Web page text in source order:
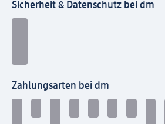
Sicherheit & Datenschutz bei dm
Zahlungsarten bei dm